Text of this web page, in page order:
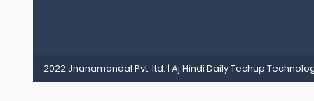
2022 Jnanamandal Pvt. ltd. | Aj Hindi DailyTechup